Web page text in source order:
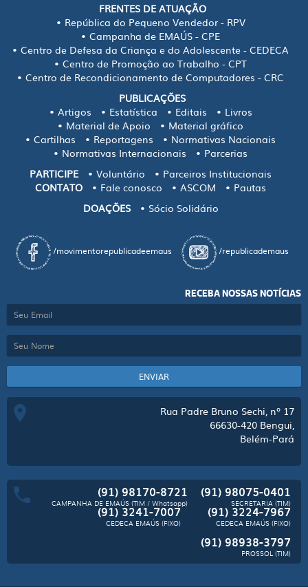
FRENTES DE ATUAÇÃO
República do Pequeno Vendedor - RPV
Campanha de EMAÚS - CPE
Centro de Defesa da Criança e do Adolescente - CEDECA
Centro de Promoção ao Trabalho - CPT
Centro de Recondicionamento de Computadores - CRC
PUBLICAÇÕES
Artigos
Estatística Editais
Livros
Material de Apoio
Material gráfico
Cartilhas
Reportagens
Normativas Nacionais
Normativas Internacionais
Parcerias
PARTICIPE
Voluntário
Parceiros Institucionais
CONTATO
Fale conosco ASCOM
Pautas
DOAÇÕES
Sócio Solidário
/movimentorepublicadeemaus /republicademaus
RECEBA NOSSAS NOTÍCIAS
ENVIAR
Rua Padre Bruno Sechi, nº 17
66630-420 Bengui,
Belém-Pará
(91) 98170-8721
CAMPANHA DE EMAÚS (TIM / Whatsapp)
(91) 98075-0401
SECRETARIA (TIM)
(91) 3241-7007
CEDECA EMAÚS (FIXO)
(91) 3224-7967
CEDECA EMAÚS (FIXO)
(91) 98938-3797
PROSSOL (TIM)